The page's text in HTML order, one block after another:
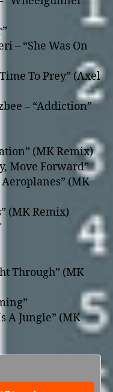
– “She Was On
To Prey” (Axel
– “Addiction”
(MK Remix)
Move Forward”
Aeroplanes” (MK
(MK Remix)
Through” (MK
A Jungle” (MK